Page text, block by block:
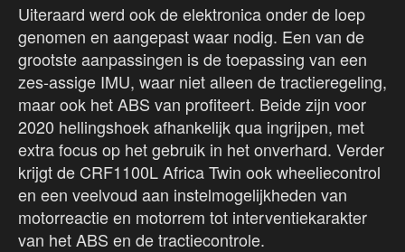
Uiteraard werd ook de elektronica onder de loep
genomen en aangepast waar nodig. Een van de
grootste aanpassingen is de toepassing van een
zes-assige IMU, waar niet alleen de tractieregeling,
maar ook het ABS van profiteert. Beide zijn voor
2020 hellingshoek afhankelijk qua ingrijpen, met
extra focus op het gebruik in het onverhard. Verder
krijgt de CRF1100L Africa Twin ook wheeliecontrol
en een veelvoud aan instelmogelijkheden van
motorreactie en motorrem tot interventiekarakter
van het ABS en de tractiecontrole.